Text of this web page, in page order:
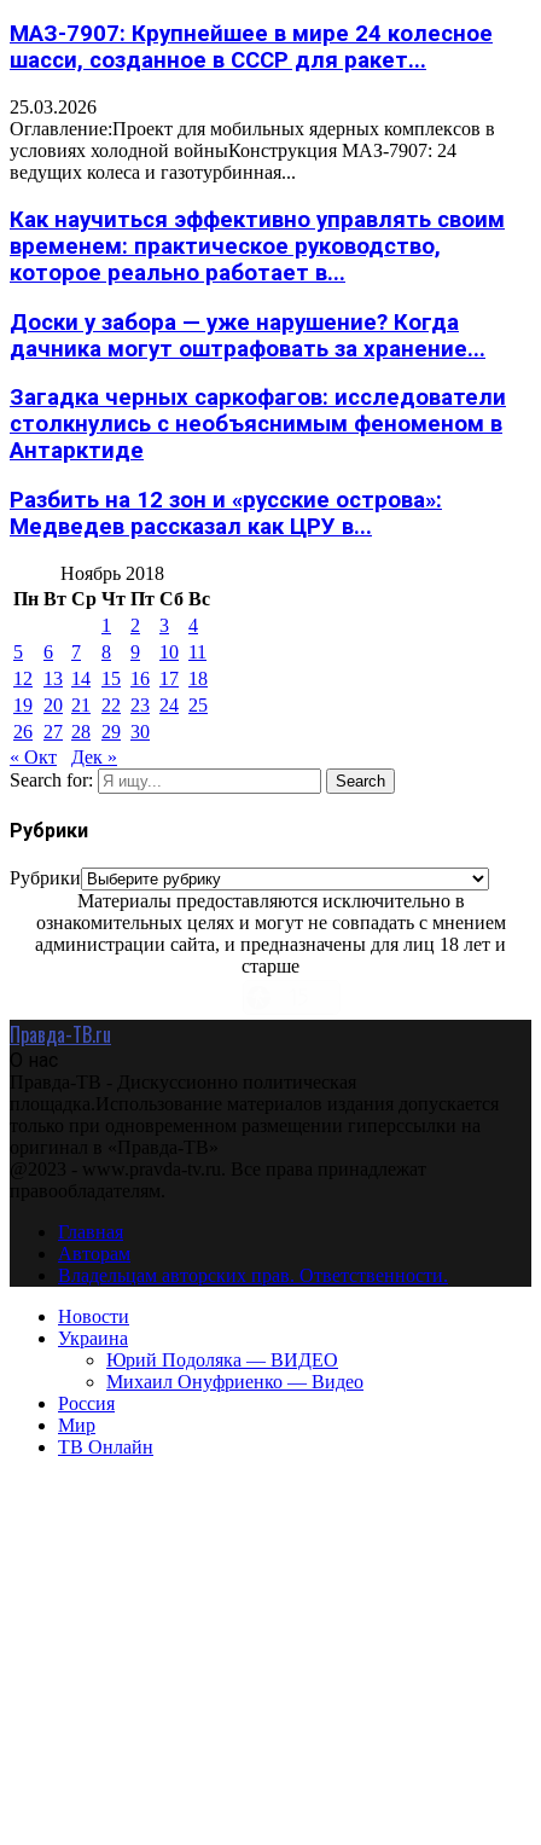
МАЗ-7907: Крупнейшее в мире 24 колесное
шасси, созданное в СССР для ракет...
25.03.2026
Оглавление:Проект для мобильных ядерных комплексов в
условиях холодной войныКонструкция МАЗ-7907: 24
ведущих колеса и газотурбинная...
Как научиться эффективно управлять своим
временем: практическое руководство,
которое реально работает в...
Доски у забора — уже нарушение? Когда
дачника могут оштрафовать за хранение...
Загадка черных саркофагов: исследователи
столкнулись с необъяснимым феноменом в
Антарктиде
Разбить на 12 зон и «русские острова»:
Медведев рассказал как ЦРУ в...
Ноябрь 2018
Пн Вт Ср Чт Пт Сб Вс
1
2 3
4
5
6 7 8 9 10 11
12
13 14 15 16 17 18
19 20 21 22 23 24 25
26 27 28 29 30
« Окт
Дек »
Search for:
Search
Рубрики
Рубрики
Материалы предоставляются исключительно в
ознакомительных целях и могут не совпадать с мнением
администрации сайта, и предназначены для лиц 18 лет и
старше
Правда-ТВ.ru
О нас
Правда-ТВ - Дискуссионно политическая
площадка.Использование материалов издания допускается
только при одновременном размещении гиперссылки на
оригинал в «Правда-ТВ»
@2023 - www.pravda-tv.ru. Все права принадлежат
правообладателям.
Главная
Авторам
Владельцам авторских прав. Ответственности.
Новости
Украина
Юрий Подоляка — ВИДЕО
Михаил Онуфриенко — Видео
Россия
Мир
ТВ Онлайн